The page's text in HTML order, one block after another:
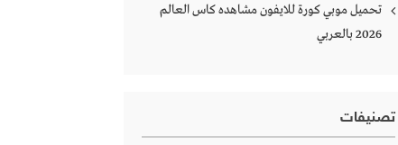
تحميل موبي كورة للايفون مشاهده كاس العالم
2026 بالعربي
تصنيفات